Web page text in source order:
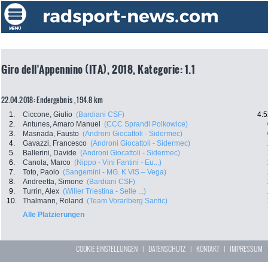
Giro dell'Appennino (ITA), 2018, Kategorie: 1.1
22.04.2018: Endergebnis , 194.8 km
1. Ciccone, Giulio (Bardiani CSF)
2.
Antunes, Amaro Manuel (CCC Sprandi Polkowice)
3.
Masnada, Fausto (Androni Giocattoli - Sidermec)
4.
Gavazzi, Francesco (Androni Giocattoli - Sidermec)
5.
Ballerini, Davide (Androni Giocattoli - Sidermec)
6.
Canola, Marco (Nippo - Vini Fantini - Eu...)
7.
Toto, Paolo (Sangemini - MG. K VIS – Vega)
8.
Andreetta, Simone (Bardiani CSF)
9.
Turrin, Alex (Wilier Triestina - Selle ...)
10.
Thalmann, Roland (Team Vorarlberg Santic)
Alle Platzierungen
COOKIE EINSTELLUNGEN | DATENSCHUTZ | KONTAKT| IMPRESSUM